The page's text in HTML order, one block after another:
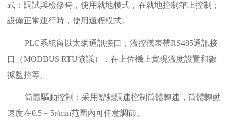
式：調試與檢修時，使用就地模式，在就地控制箱上控制；
設備正常運行時，使用遠程模式。
PLC系統留以太網通訊接口，溫控儀表帶RS485通訊接
口（MODBUS RTU協議），在上位機上實現溫度設置和數
據監控等。
筒體驅動控制：采用變頻調速控制筒體轉速，筒體轉動
速度在0.5～5r/min范圍內可任意調節。